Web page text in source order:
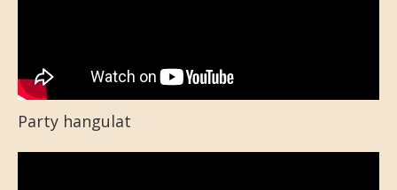
Party hangulat